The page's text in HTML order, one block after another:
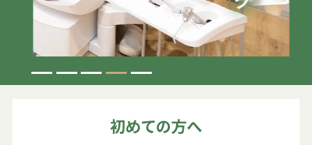
初診の流れ
アクセス
1 2 3 4 5
初めての方へ